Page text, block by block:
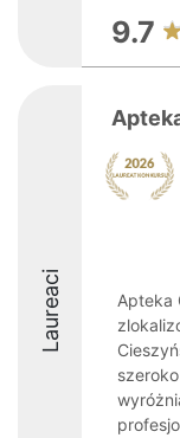
9.7
Laureaci
Apteka